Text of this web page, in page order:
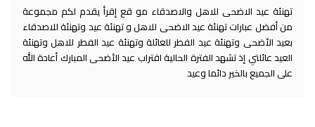
تهنئة عيد الاضحى للاهل والاصدقاء مو قع إقرأ يقدم لكم مجموعة
من أفضل عبارات تهنئة عيد الاضحى للاهل و تهنئة عيد وتهنئة للاصدقاء
بعيد الأضحى وتهنئة عيد الفطر للعائلة وتهنئة عيد الفطر للاهل وتهنئة
العيد عائلتي إذ تشهد الفترة الحالية اقتراب عيد الأضحى المبارك أعادة الله
على الجميع بالخير دائما وعيد